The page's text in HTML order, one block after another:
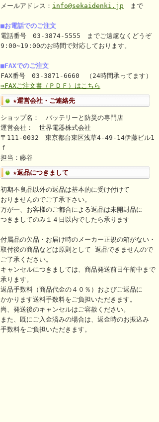
メールアドレス： info@sekaidenki.jp まで
■お電話でのご注文
電話番号 03-3874-5555 までご遠慮なくどうぞ
9:00~19:00のお時間で対応しております。
■FAXでのご注文
FAX番号 03-3871-6660 （24時間承ってます）
⇒FAXご注文書（ＰＤＦ）はこちら
★運営会社・ご連絡先
ショップ名： バッテリーと防災の専門店
運営会社： 世界電器株式会社
〒111-0032 東京都台東区浅草4-49-14伊藤ビル1
ｆ
担当：藤谷
★返品につきまして
初期不良品以外の返品は基本的に受け付けて
おりませんのでご了承下さい。
万が一、お客様のご都合による返品は未開封品に
つきましてのみ１４日以内でしたら承ります
付属品の欠品・お届け時のメーカー正規の箱がない・
取付後の商品などは原則として 返品できませんので
ご了承ください。
キャンセルにつきましては、商品発送前日午前中まで
承ります。
返品手数料（商品代金の４０％）およびご返品に
かかります送料手数料をご負担いただきます。
尚、発送後のキャンセルはご容赦ください。
また、既にご入金済みの場合は、返金時のお振込み
手数料をご負担いただきます。